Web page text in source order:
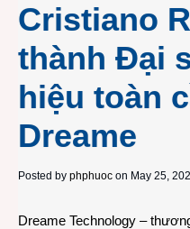
Cristiano
thành Đại
hiệu toàn
Dreame
Posted by phphuoc on May 25,
Dreame Technology –